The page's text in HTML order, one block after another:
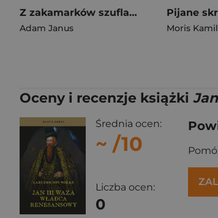
Z zakamarków szuflady
Adam Janus
Pijane
Moris
Oceny i recenzje książki
Średnia ocen:
~ /10
Liczba ocen:
0